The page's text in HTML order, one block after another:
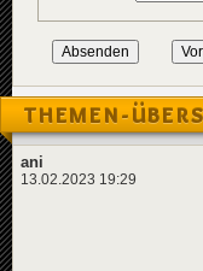
THEMEN-
ani
13.02.2023 19:29